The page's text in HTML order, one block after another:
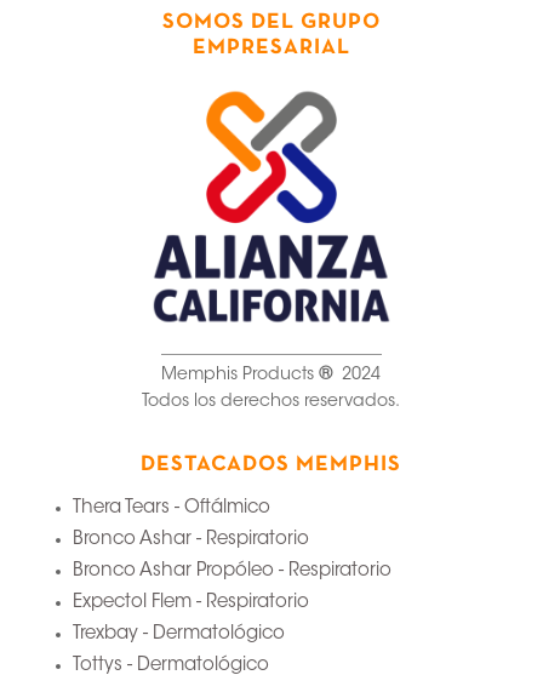
SOMOS DEL GRUPO
EMPRESARIAL
Memphis Products ® 2024
Todos los derechos reservados.
DESTACADOS MEMPHIS
Thera Tears - Oftálmico
Bronco Ashar - Respiratorio
Bronco Ashar Propóleo - Respiratorio
Expectol Flem - Respiratorio
Trexbay - Dermatológico
Tottys - Dermatológico